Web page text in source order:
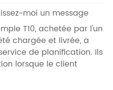
moi un message
T10, achetée par l'un
chargée et livrée, a
de planification. Ils
lorsque le client